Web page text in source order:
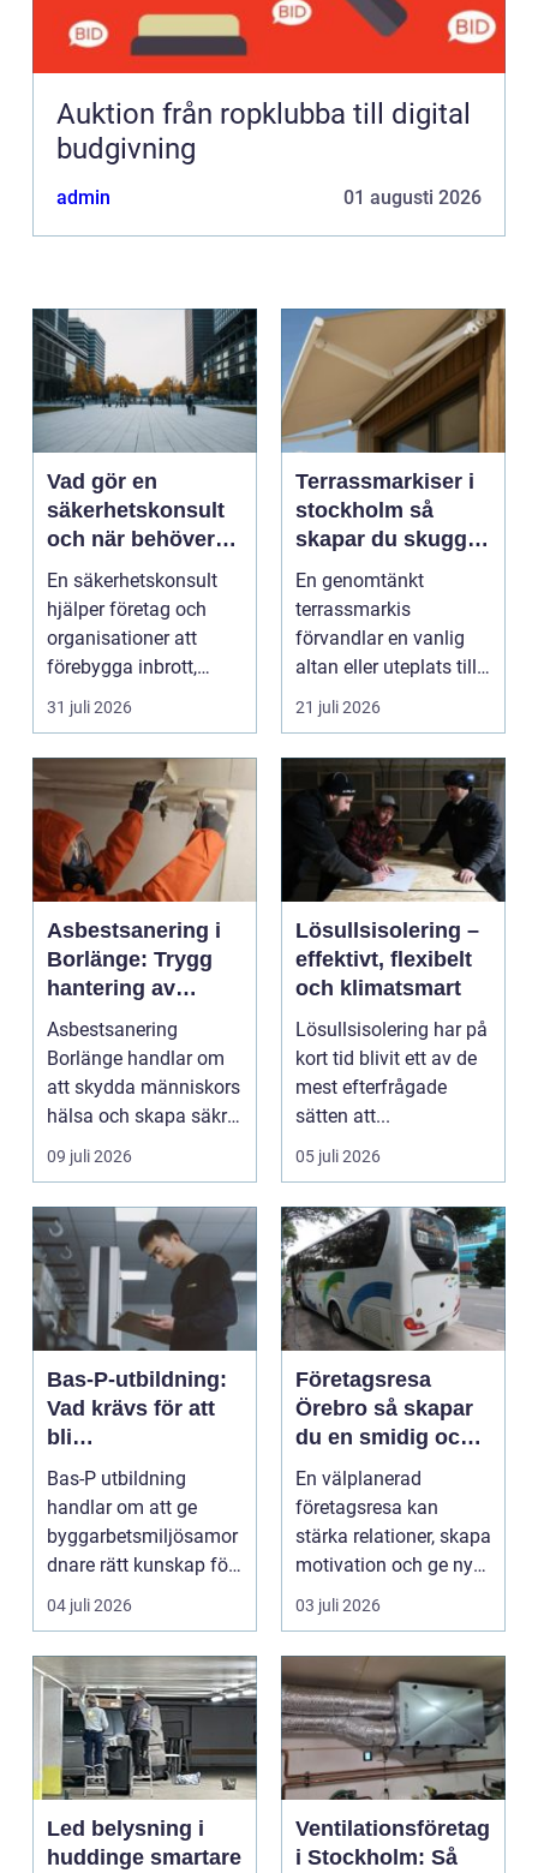
Auktion från ropklubba till digital
budgivning
admin 01 augusti 2026
Vad gör en
säkerhetskonsult
och när behöver
du en?
En säkerhetskonsult
hjälper företag och
organisationer att
förebygga inbrott,
sabotage och andra
ang...
31 juli 2026
Terrassmarkiser i
stockholm så
skapar du skugga,
stil och komfort på
uteplatsen
En genomtänkt
terrassmarkis
förvandlar en vanlig
altan eller uteplats till
ett extra rum under
somma...
21 juli 2026
Asbestsanering i
Borlänge: Trygg
hantering av
farliga fibrer
Asbestsanering
Borlänge handlar om
att skydda människors
hälsa och skapa säkra
m...
09 juli 2026
Lösullsisolering –
effektivt, flexibelt
och klimatsmart
Lösullsisolering har på
kort tid blivit ett av de
mest efterfrågade
sätten att...
05 juli 2026
Bas-P-utbildning:
Vad krävs för att
bli
byggarbetsmiljösa
mordnare?
Bas-P utbildning
handlar om att ge
byggarbetsmiljösamor
dnare rätt kunskap för
att pla...
04 juli 2026
Företagsresa
Örebro så skapar
du en smidig och
minnesvärd resa
för hela teamet
En välplanerad
företagsresa kan
stärka relationer, skapa
motivation och ge ny
energi till både chefe...
03 juli 2026
Led belysning i
huddinge smartare
Ventilationsföretag
i Stockholm: Så